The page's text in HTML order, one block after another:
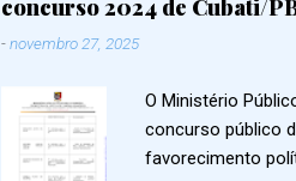
concurso 2024 de Cubati/
-novembro 27, 2025
O Ministério
concurso público
favorecimento